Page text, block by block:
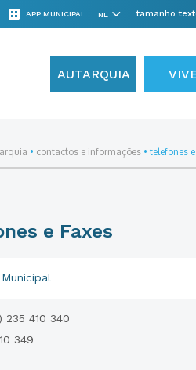
APP MUNICIPAL tamanho
AUTARQUIA
• contactos e informações•telefones
e Faxes
235 410 340
349